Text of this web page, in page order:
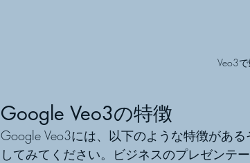
Veo3
Google Veo3の特徴
Google Veo3には、以下のような特徴があ
してみてください。ビジネスのプレゼンテ